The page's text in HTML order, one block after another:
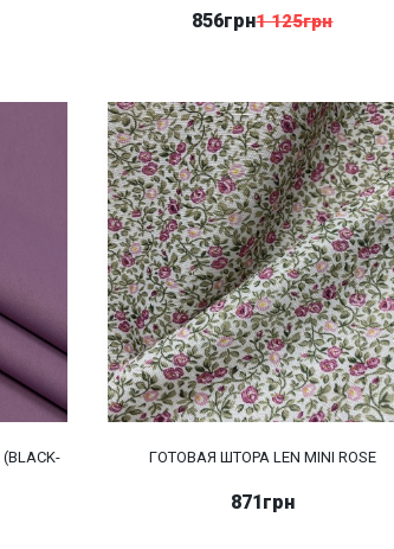
856грн1 125грн
ГОТОВАЯ ШТОРА LEN MINI ROSE
871грн